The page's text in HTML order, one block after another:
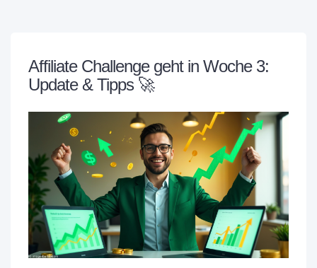
Affiliate Challenge geht in Woche 3:
Update & Tipps 🚀